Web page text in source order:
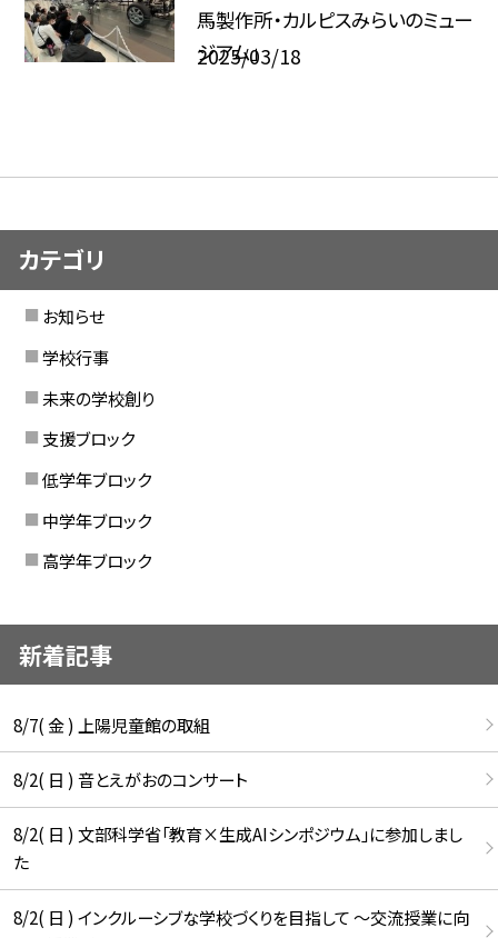
馬製作所・カルピスみらいのミュー
ジアム」
2025/03/18
カテゴリ
お知らせ
学校行事
未来の学校創り
支援ブロック
低学年ブロック
中学年ブロック
高学年ブロック
新着記事
8/7( 金 ) 上陽児童館の取組
8/2( 日 ) 音とえがおのコンサート
8/2( 日 ) 文部科学省「教育×生成AIシンポジウム」に参加しまし
た
8/2( 日 ) インクルーシブな学校づくりを目指して ～交流授業に向